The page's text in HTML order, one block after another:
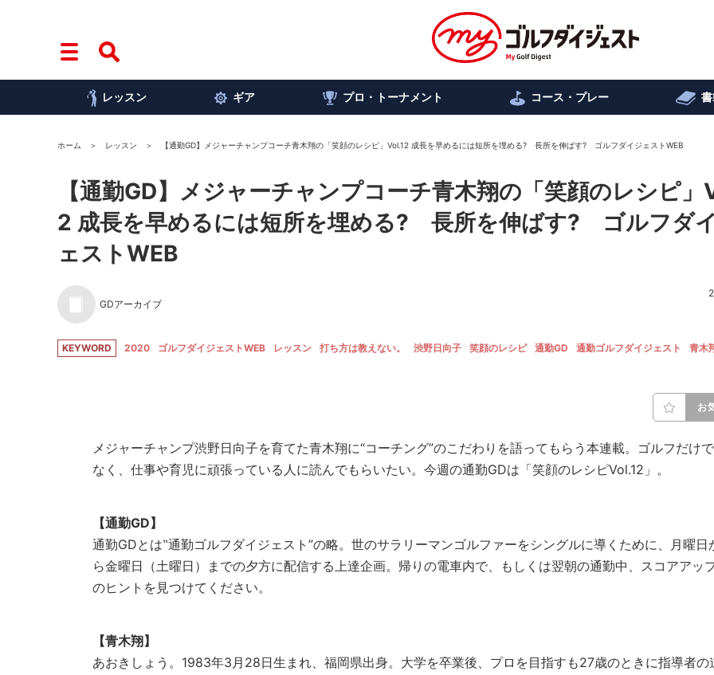
レッスン ギア プロ・トーナメント コース・プレー
ホーム レッスン 【通勤GD】メジャーチャンプコーチ青木翔の「笑顔のレシピ」Vol.12 成長を早めるには短所を埋める? 長所を伸ばす? ゴルフダイジェストWEB
【通勤GD】メジャーチャンプコーチ青木翔の「笑顔のレシピ」
2 成長を早めるには短所を埋める? 長所を伸ばす? ゴルフダ
ェストWEB
GDアーカイブ
KEYWORD 2020 ゴルフダイジェストWEB レッスン 打ち方は教えない。 渋野日向子 笑顔のレシピ 通勤GD 通勤ゴルフダイジェスト 青木
お
メジャーチャンプ渋野日向子を育てた青木翔に“コーチング”のこだわりを語ってもらう本連載。ゴルフだけで
なく、仕事や育児に頑張っている人に読んでもらいたい。今週の通勤GDは「笑顔のレシピVol.12」。
【通勤GD】
通勤GDとは‟通勤ゴルフダイジェスト”の略。世のサラリーマンゴルファーをシングルに導くために、月曜日
ら金曜日（土曜日）までの夕方に配信する上達企画。帰りの電車内で、もしくは翌朝の通勤中、スコアアッ
のヒントを見つけてください。
【青木翔】
あおきしょう。1983年3月28日生まれ、福岡県出身。大学を卒業後、プロを目指すも27歳のときに指導者の